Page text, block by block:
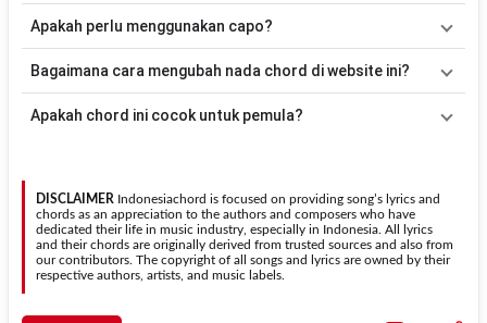
acuan, kamu dapat menggunakan pola
laguSelalu Bersama.
Apakah perlu menggunakan capo?
kunci dasarEm. Jika ingin mengikuti nada asli penyanyi, kamu
sesuai kebutuhan.
Bagaimana cara mengubah nada chord di website ini?
Transpose (bawah)untuk menurunkan nada. Seluruh chord akan
Apakah chord ini cocok untuk pemula?
dipelajari oleh pemula tanpa menghilangkan struktur dasar lagu.
DISCLAIMER Indonesiachord is focused on providing song’s lyrics and
chords as an appreciation to the authors and composers who have
dedicated their life in music industry, especially in Indonesia. All lyrics
and their chords are originally derived from trusted sources and also from
our contributors. The copyright of all songs and lyrics are owned by their
respective authors, artists, and music labels.